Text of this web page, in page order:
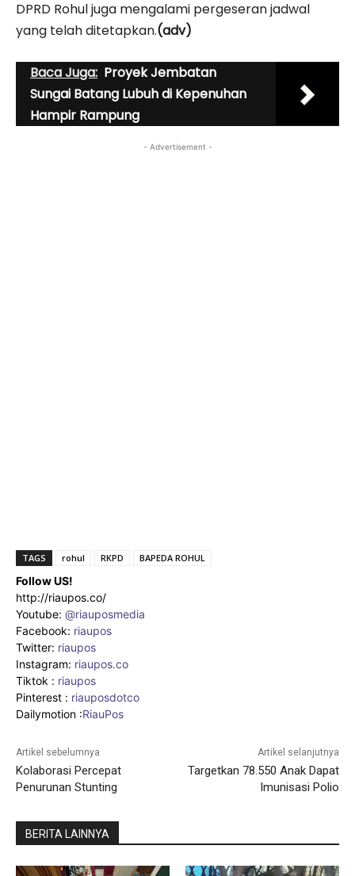
DPRD Rohul juga mengalami pergeseran jadwal
yang telah ditetapkan.(adv)
Baca Juga: Proyek Jembatan
Sungai Batang Lubuh di Kepenuhan
Hampir Rampung
- Advertisement -
TAGS rohul RKPD BAPEDA ROHUL
Follow US!
http://riaupos.co/
Youtube: @riauposmedia
Facebook: riaupos
Twitter: riaupos
Instagram: riaupos.co
Tiktok : riaupos
Pinterest : riauposdotco
Dailymotion :RiauPos
Artikel sebelumnya
Kolaborasi Percepat
Penurunan Stunting
Artikel selanjutnya
Targetkan 78.550 Anak Dapat
Imunisasi Polio
BERITA LAINNYA